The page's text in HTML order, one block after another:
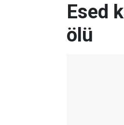
Esed
ölü